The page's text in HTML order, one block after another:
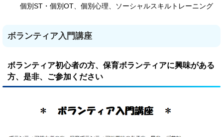
個別ST・個別OT、個別心理、ソーシャルスキルトレーニング
ボランティア入門講座
ボランティア初心者の方、保育ボランティアに興味がある
方、是非、ご参加ください